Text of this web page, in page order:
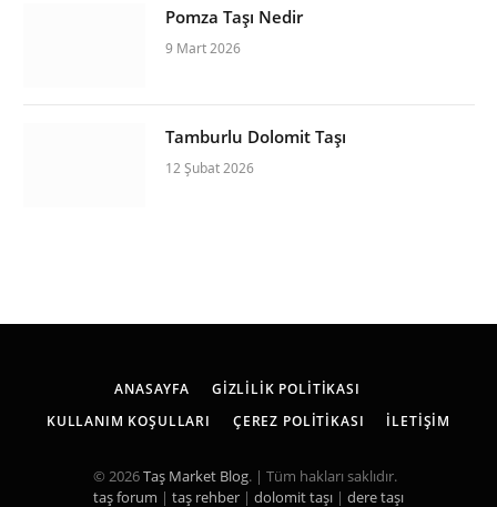
Pomza Taşı Nedir
9 Mart 2026
Tamburlu Dolomit Taşı
12 Şubat 2026
ANASAYFA
GIZLILIK POLITIKASI
KULLANIM KOŞULLARI
ÇEREZ POLITIKASI İLETIŞIM
© 2026Taş Market Blog. | Tüm hakları saklıdır.
taş forum | taş rehber | dolomit taşı | dere taşı